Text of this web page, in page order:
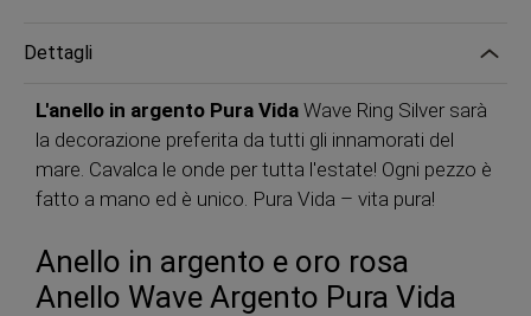
Dettagli
L'anello in argento Pura Vida Wave Ring Silver sarà
la decorazione preferita da tutti gli innamorati del
mare. Cavalca le onde per tutta l'estate! Ogni pezzo è
fatto a mano ed è unico. Pura Vida – vita pura!
Anello in argento e oro rosa
Anello Wave Argento Pura Vida